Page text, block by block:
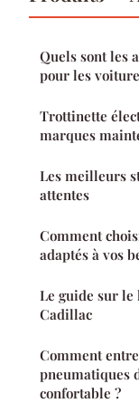
Quels sont les
pour les
Trottinette
marques
Les meilleurs
attentes
Comment
adaptés à vos
Le guide sur
Cadillac
Comment
pneumatiques
confortable ?